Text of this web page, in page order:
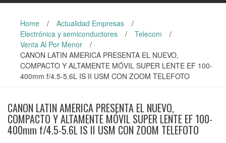
Home / Actualidad Empresas
/
Electrónica y semiconductores
/ Telecom
/
Venta Al Por Menor
/
CANON LATIN AMERICA PRESENTA EL NUEVO,
COMPACTO Y ALTAMENTE MÓVIL SUPER LENTE EF 100-
400mm f/4.5-5.6L IS II USM CON ZOOM TELEFOTO
CANON LATIN AMERICA PRESENTA EL NUEVO,
COMPACTO Y ALTAMENTE MÓVIL SUPER LENTE EF 100-
400mm f/4.5-5.6L IS II USM CON ZOOM TELEFOTO